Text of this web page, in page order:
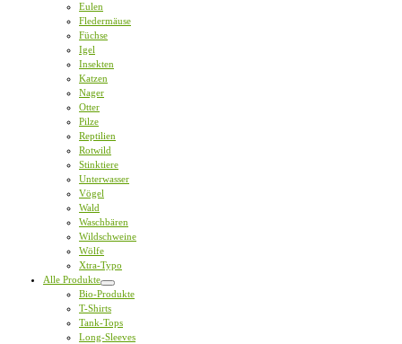
Eulen
Fledermäuse
Füchse
Igel
Insekten
Katzen
Nager
Otter
Pilze
Reptilien
Rotwild
Stinktiere
Unterwasser
Vögel
Wald
Waschbären
Wildschweine
Wölfe
Xtra-Typo
Alle Produkte
Bio-Produkte
T-Shirts
Tank-Tops
Long-Sleeves